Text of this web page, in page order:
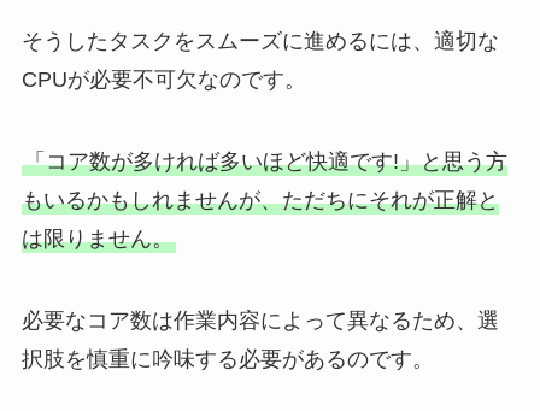
そうしたタスクをスムーズに進めるには、適切な
CPUが必要不可欠なのです。
「コア数が多ければ多いほど快適です!」と思う方
もいるかもしれませんが、ただちにそれが正解と
は限りません。
必要なコア数は作業内容によって異なるため、選
択肢を慎重に吟味する必要があるのです。